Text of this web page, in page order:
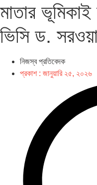
মাতার
ভিসি ড.
নিজস্ব প্রতিবেদক
প্রকাশ : জানুয়ারি ২৫, ২০২৬